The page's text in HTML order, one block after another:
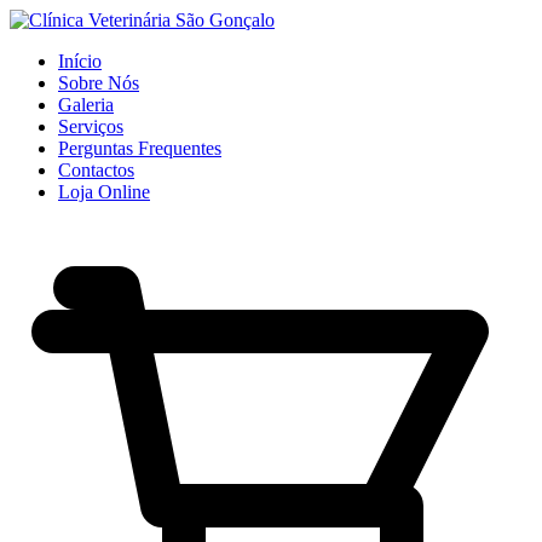
Início
Sobre Nós
Galeria
Serviços
Perguntas Frequentes
Contactos
Loja Online